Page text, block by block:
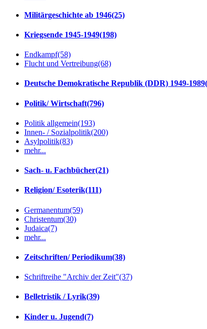
Militärgeschichte ab 1946(25)
Kriegsende 1945-1949(198)
Endkampf(58)
Flucht und Vertreibung(68)
Deutsche Demokratische Republik (DDR) 1949-1989
Politik/ Wirtschaft(796)
Politik allgemein(193)
Innen- / Sozialpolitik(200)
Asylpolitik(83)
mehr...
Sach- u. Fachbücher(21)
Religion/ Esoterik(111)
Germanentum(59)
Christentum(30)
Judaica(7)
mehr...
Zeitschriften/ Periodikum(38)
Schriftreihe "Archiv der Zeit"(37)
Belletristik / Lyrik(39)
Kinder u. Jugend(7)